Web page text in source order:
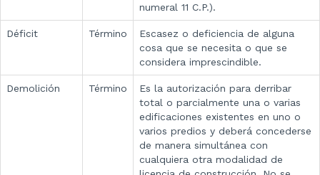
numeral 11 C.P.).
Déficit Término
Escasez o deficiencia de alguna
cosa que se necesita o que se
considera imprescindible.
Demolición Término
Es la autorización para derribar
total o parcialmente una o varias
edificaciones existentes en uno o
varios predios y deberá concederse
de manera simultánea con
cualquiera otra modalidad de